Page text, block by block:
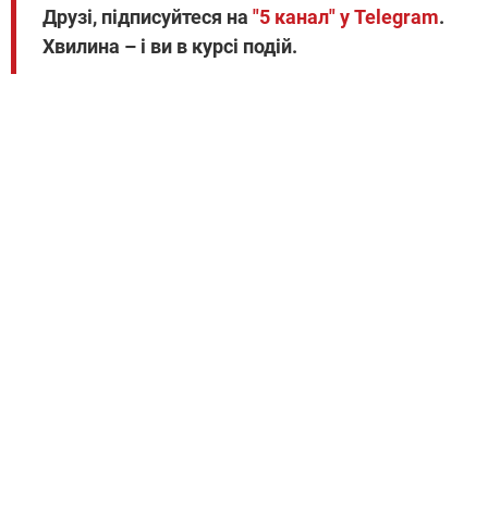
Друзі, підписуйтеся на "5 канал" у Telegram.
Хвилина – і ви в курсі подій.